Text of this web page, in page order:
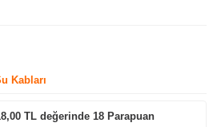
Kabları
TL değerinde 18 Parapuan